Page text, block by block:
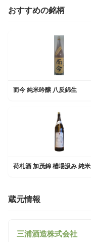
おすすめの銘柄
而今 純米吟醸 八反錦生
蔵元情報
三浦酒造株式会社